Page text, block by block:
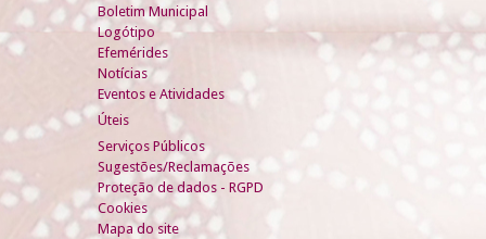
Boletim Municipal
Logótipo
Efemérides
Notícias
Eventos e Atividades
Úteis
Serviços Públicos
Sugestões/Reclamações
Proteção de dados - RGPD
Cookies
Mapa do site